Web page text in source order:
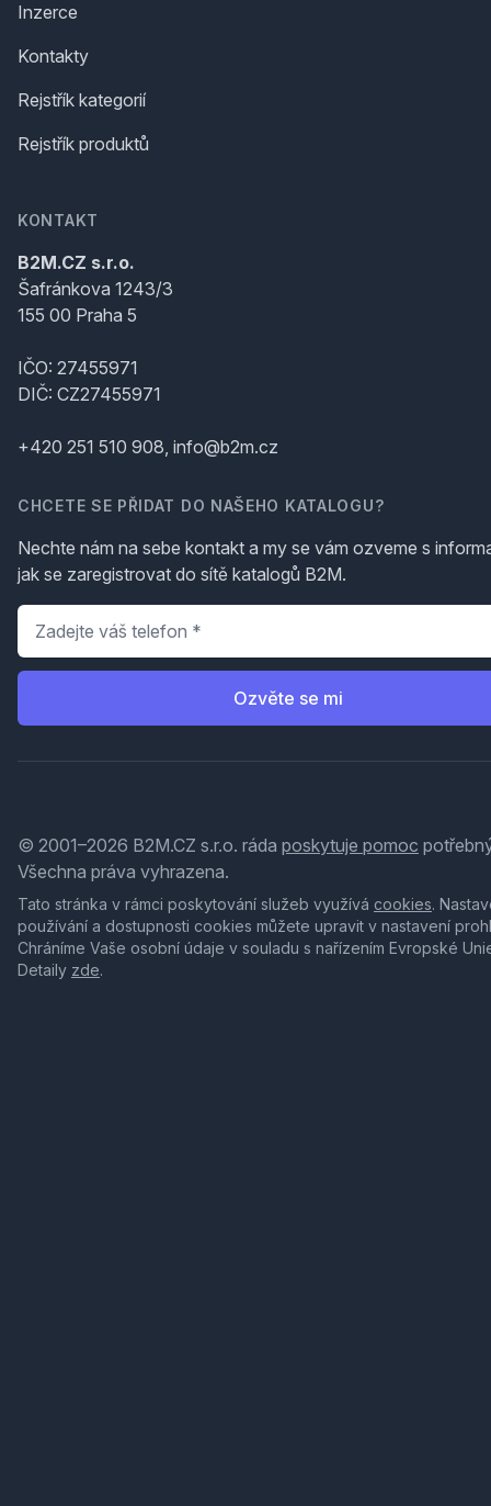
Inzerce
Kontakty
Rejstřík kategorií
Rejstřík produktů
KONTAKT
B2M.CZ s.r.o.
Šafránkova 1243/3
155 00 Praha 5
IČO: 27455971
DIČ: CZ27455971
+420 251 510 908, info@b2m.cz
CHCETE SE PŘIDAT DO NAŠEHO KATALOGU?
Nechte nám na sebe kontakt a my se vám ozveme s
jak se zaregistrovat do sítě katalogů B2M.
Telefon
Ozvěte se mi
© 2001–2026 B2M.CZ s.r.o. ráda poskytuje pomoc
Všechna práva vyhrazena.
Tato stránka v rámci poskytování služeb využívá cookies.
používání a dostupnosti cookies můžete upravit v nastavení
Chráníme Vaše osobní údaje v souladu s nařízením Evropské
Detaily zde.